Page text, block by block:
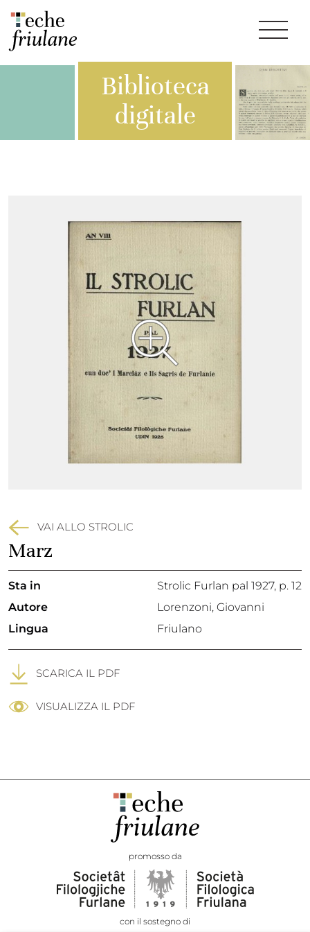
Biblioteca
digitale
VAI ALLO STROLIC
Marz
Sta in Strolic Furlan pal 1927, p. 12
Autore
Lorenzoni, Giovanni
Lingua
Friulano
SCARICA IL PDF
VISUALIZZA IL PDF
promosso da
con il sostegno di